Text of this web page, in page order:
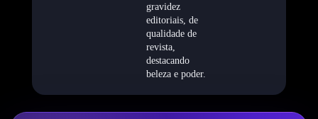
gravidez
editoriais, de
qualidade de
revista,
destacando
beleza e poder.